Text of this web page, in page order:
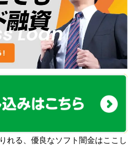
れる、優良なソフト闇金はここし